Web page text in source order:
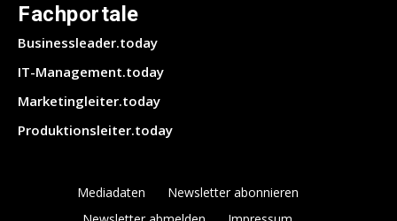
Fachportale
Businessleader.today
IT-Management.today
Marketingleiter.today
Produktionsleiter.today
Mediadaten
Newsletter abonnieren